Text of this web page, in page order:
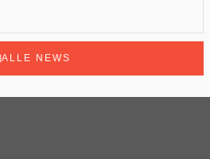
ALLE NEWS